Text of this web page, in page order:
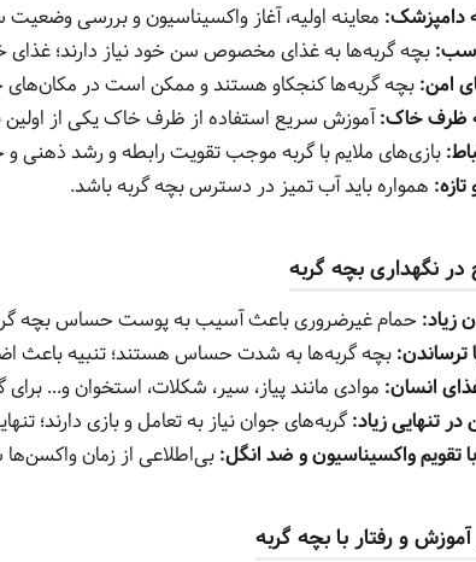
دامپزشک: معاینه اولیه، آغاز واکسیناسیون و بررسی
بچه گربه‌ها به غذای مخصوص سن خود نیاز دارند؛ غذای
امن:بچه گربه‌ها کنجکاو هستند و ممکن است در مکان‌های
ظرف خاک:آموزش سریع استفاده از ظرف خاک یکی از اولین
بازی‌های ملایم با گربه موجب تقویت رابطه و رشد
همواره باید آب تمیز در دسترس بچه گربه باشد.
در نگهداری بچه گربه
زیاد:حمام غیرضروری باعث آسیب به پوست حساس بچه
ترساندن:بچه گربه‌ها به شدت حساس هستند؛ تنبیه باعث
انسان: موادی مانند پیاز، سیر، شکلات، استخوان و...
تنهایی زیاد:گربه‌های جوان نیاز به تعامل و بازی دارند؛
تقویم واکسیناسیون و ضد انگل:بی‌اطلاعی از زمان
و رفتار با بچه گربه